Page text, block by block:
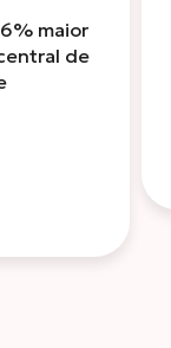
maior
de